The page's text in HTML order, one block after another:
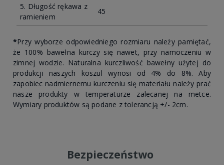
5. Długość rękawa z
ramieniem
45
*Przy wyborze odpowiedniego rozmiaru należy pamiętać,
że 100% bawełna kurczy się nawet, przy namoczeniu w
zimnej wodzie. Naturalna kurczliwość bawełny użytej do
produkcji naszych koszul wynosi od 4% do 8%. Aby
zapobiec nadmiernemu kurczeniu się materiału należy prać
nasze produkty w temperaturze zalecanej na metce.
Wymiary produktów są podane z tolerancją +/- 2cm.
Bezpieczeństwo